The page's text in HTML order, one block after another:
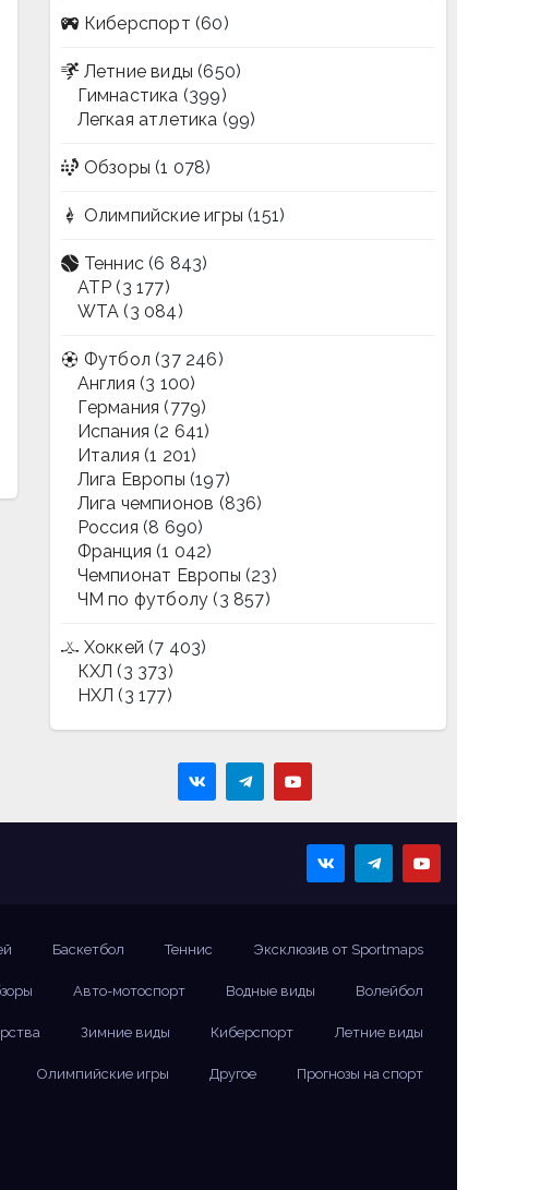
Киберспорт (60)
Летние виды (650)
Гимнастика (399)
Легкая атлетика (99)
Обзоры (1 078)
Олимпийские игры (151)
Теннис (6 843)
ATP (3 177)
WTA (3 084)
Футбол (37 246)
Англия (3 100)
Германия (779)
Испания (2 641)
Италия (1 201)
Лига Европы (197)
Лига чемпионов (836)
Россия (8 690)
Франция (1 042)
Чемпионат Европы (23)
ЧМ по футболу (3 857)
Хоккей (7 403)
КХЛ (3 373)
НХЛ (3 177)
Баскетбол Теннис Эксклюзив от Sportmaps
Авто-мотоспорт Водные виды Волейбол
Зимние виды Киберспорт Летние виды
Олимпийские игры Другое Прогнозы на спорт